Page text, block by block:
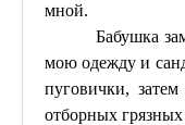
мной.
Бабушка
мою одежду и
пуговички,
отборных